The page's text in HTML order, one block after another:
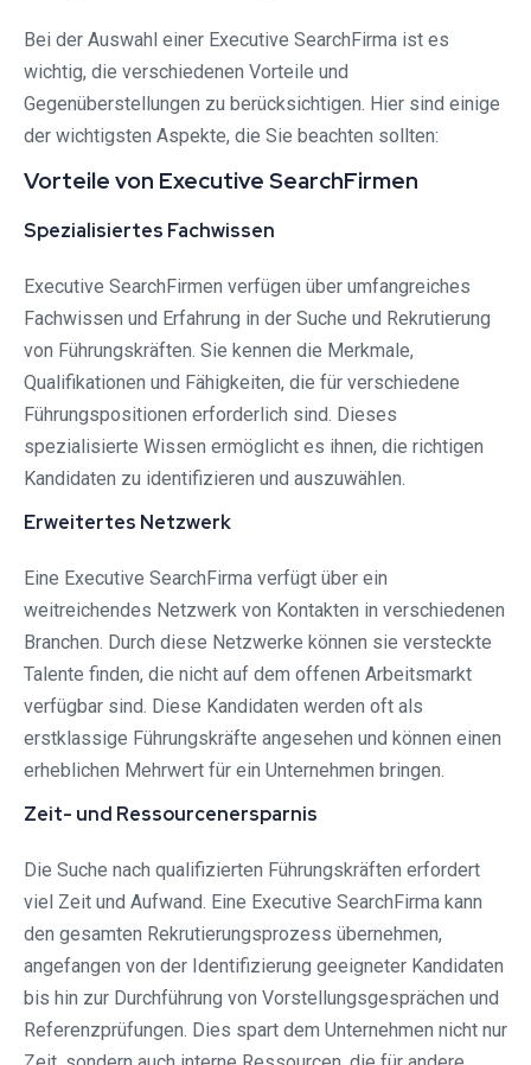
Bei der Auswahl einer Executive SearchFirma ist es
wichtig, die verschiedenen Vorteile und
Gegenüberstellungen zu berücksichtigen. Hier sind einige
der wichtigsten Aspekte, die Sie beachten sollten:
Vorteile von Executive SearchFirmen
Spezialisiertes Fachwissen
Executive SearchFirmen verfügen über umfangreiches
Fachwissen und Erfahrung in der Suche und Rekrutierung
von Führungskräften. Sie kennen die Merkmale,
Qualifikationen und Fähigkeiten, die für verschiedene
Führungspositionen erforderlich sind. Dieses
spezialisierte Wissen ermöglicht es ihnen, die richtigen
Kandidaten zu identifizieren und auszuwählen.
Erweitertes Netzwerk
Eine Executive SearchFirma verfügt über ein
weitreichendes Netzwerk von Kontakten in verschiedenen
Branchen. Durch diese Netzwerke können sie versteckte
Talente finden, die nicht auf dem offenen Arbeitsmarkt
verfügbar sind. Diese Kandidaten werden oft als
erstklassige Führungskräfte angesehen und können einen
erheblichen Mehrwert für ein Unternehmen bringen.
Zeit- und Ressourcenersparnis
Die Suche nach qualifizierten Führungskräften erfordert
viel Zeit und Aufwand. Eine Executive SearchFirma kann
den gesamten Rekrutierungsprozess übernehmen,
angefangen von der Identifizierung geeigneter Kandidaten
bis hin zur Durchführung von Vorstellungsgesprächen und
Referenzprüfungen. Dies spart dem Unternehmen nicht nur